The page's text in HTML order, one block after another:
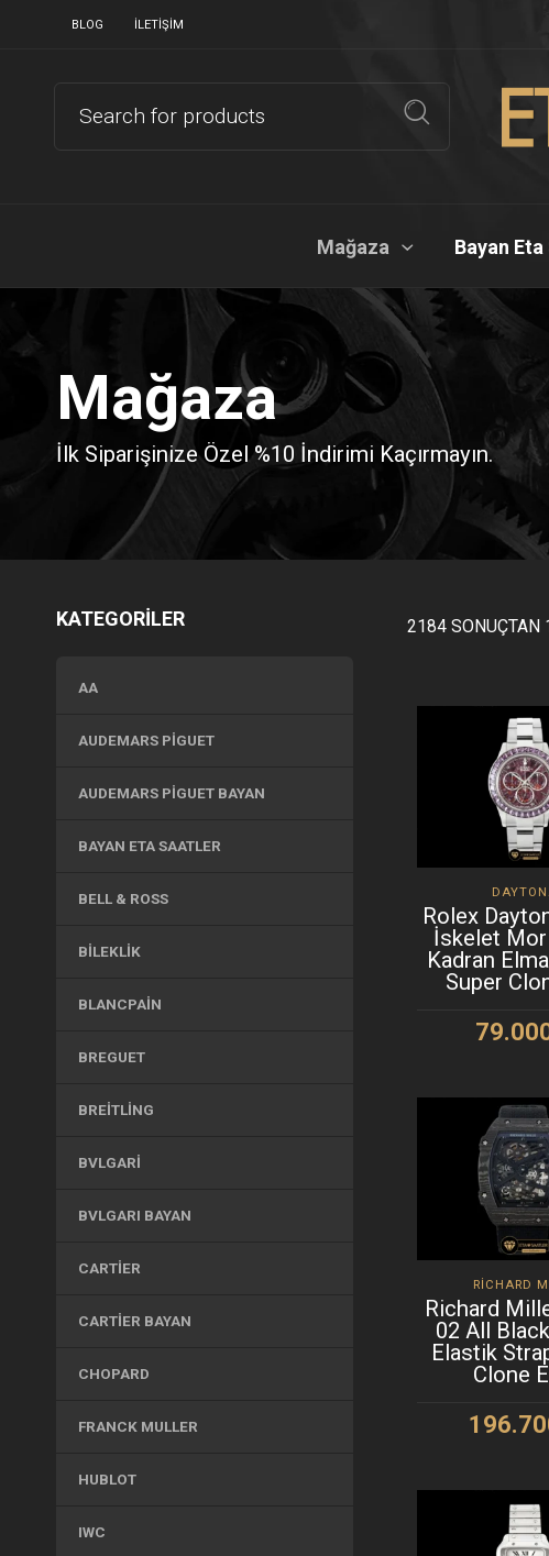
BLOG İLETIŞIM
Mağaza Bayan
Mağaza
İlk Siparişinize Özel %10 İndirimi Kaçırmayın.
KATEGORİLER
AA
AUDEMARS PIGUET
AUDEMARS PIGUET BAYAN
BAYAN ETA SAATLER
BELL & ROSS
BILEKLIK
BLANCPAIN
BREGUET
BREITLING
BVLGARI
BVLGARI BAYAN
CARTIER
CARTIER BAYAN
CHOPARD
FRANCK MULLER
HUBLOT
IWC
2184 SONUÇTAN
Rolex
İskelet
Kadran
Super
RICHARD
Richard
02 All
Elastik
Clone